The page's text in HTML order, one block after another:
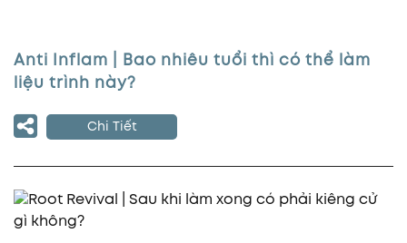
Anti Inflam | Bao nhiêu tuổi thì có thể làm
liệu trình này?
Chi Tiết